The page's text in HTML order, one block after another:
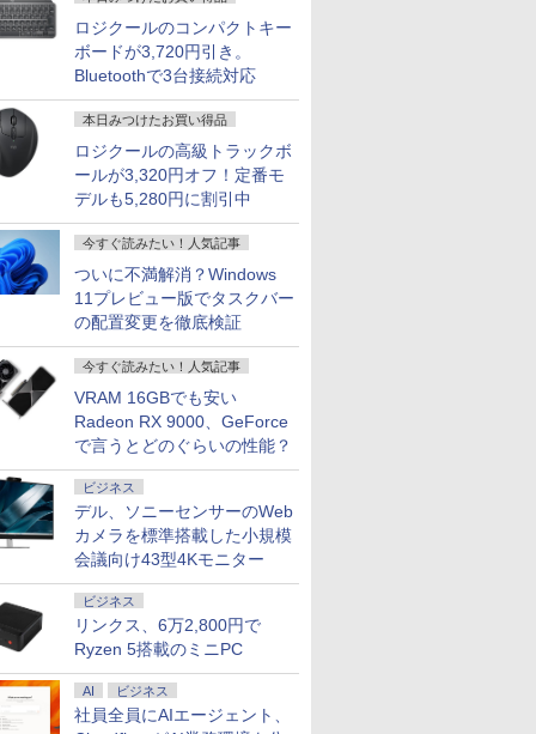
ロジクールのコンパクトキー
ボードが3,720円引き。
Bluetoothで3台接続対応
本日みつけたお買い得品
ロジクールの高級トラックボ
ールが3,320円オフ！定番モ
デルも5,280円に割引中
今すぐ読みたい！人気記事
ついに不満解消？Windows
11プレビュー版でタスクバー
の配置変更を徹底検証
今すぐ読みたい！人気記事
VRAM 16GBでも安い
Radeon RX 9000、GeForce
で言うとどのぐらいの性能？
ビジネス
デル、ソニーセンサーのWeb
カメラを標準搭載した小規模
会議向け43型4Kモニター
ビジネス
リンクス、6万2,800円で
Ryzen 5搭載のミニPC
AI ビジネス
社員全員にAIエージェント、